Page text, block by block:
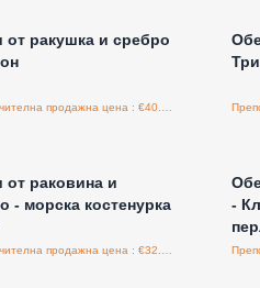
от ракушка и сребро
от раковина и
- морска костенурка
-